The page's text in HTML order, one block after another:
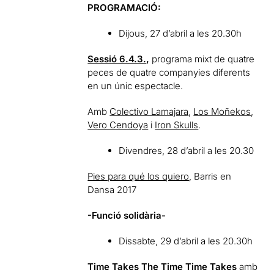
PROGRAMACIÓ:
Dijous, 27 d’abril a les 20.30h
Sessió 6.4.3., programa mixt de quatre
peces de quatre companyies diferents
en un únic espectacle.
Amb Colectivo Lamajara Los Moñekos
Vero Cendoya i Iron Skulls.
Divendres, 28 d’abril a les 20.30
Pies para qué los quiero , Barris en
Dansa 2017
-Funció solidària-
Dissabte, 29 d’abril a les 20.30h
Time Takes The Time Time Takes amb